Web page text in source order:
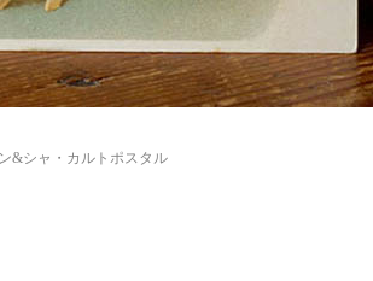
&シャ・カルトポスタル